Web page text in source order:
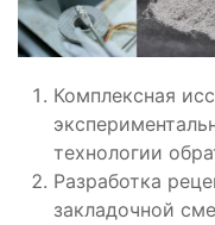
Комплексная
технологии
Разработка
закладочной